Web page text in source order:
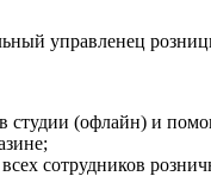
управленец
студии (офлайн) и
сотрудников